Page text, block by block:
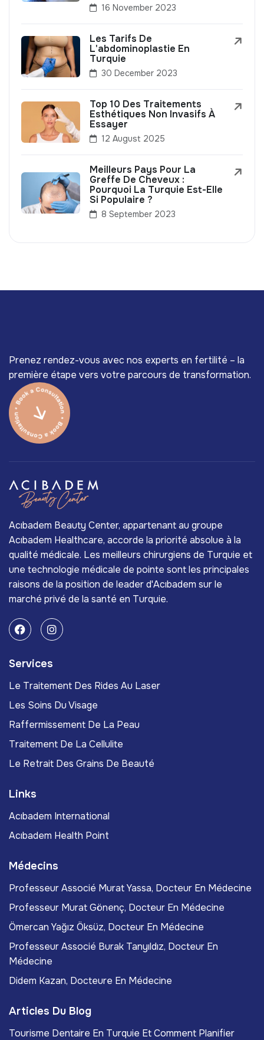
16 November 2023
Les Tarifs De
L'abdominoplastie En
Turquie
30 December 2023
Top 10 Des Traitements
Esthétiques Non Invasifs À
Essayer
12 August 2025
Meilleurs Pays Pour La
Greffe De Cheveux :
Pourquoi La Turquie Est-Elle
Si Populaire ?
8 September 2023
Prenez rendez-vous avec nos experts en fertilité – la
première étape vers votre parcours de transformation.
Acıbadem Beauty Center, appartenant au groupe
Acıbadem Healthcare, accorde la priorité absolue à la
qualité médicale. Les meilleurs chirurgiens de Turquie et
une technologie médicale de pointe sont les principales
raisons de la position de leader d'Acıbadem sur le
marché privé de la santé en Turquie.
Services
Le Traitement Des Rides Au Laser
Les Soins Du Visage
Raffermissement De La Peau
Traitement De La Cellulite
Le Retrait Des Grains De Beauté
Links
Acıbadem International
Acıbadem Health Point
Médecins
Professeur Associé Murat Yassa, Docteur En Médecine
Professeur Murat Gönenç, Docteur En Médecine
Ömercan Yağız Öksüz, Docteur En Médecine
Professeur Associé Burak Tanyıldız, Docteur En
Médecine
Didem Kazan, Docteure En Médecine
Articles Du Blog
Tourisme Dentaire En Turquie Et Comment Planifier